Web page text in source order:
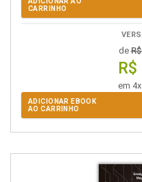
CARRINHO
de
em
ADICIONAR EBOOK
AO CARRINHO